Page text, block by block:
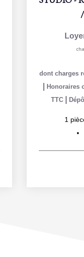
dont charges
Honoraires
TTC
1